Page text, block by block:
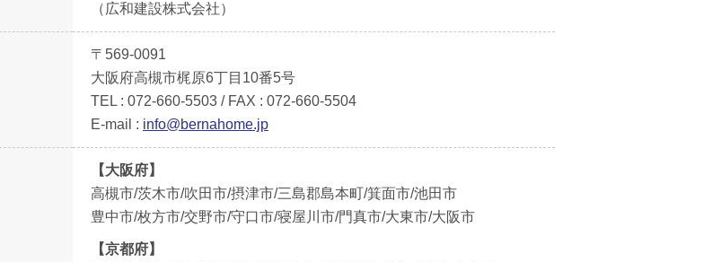
（広和建設株式会社）
〒569-0091
大阪府高槻市梶原6丁目10番5号
TEL : 072-660-5503 / FAX : 072-660-5504
E-mail : info@bernahome.jp
【大阪府】
高槻市/茨木市/吹田市/摂津市/三島郡島本町/箕面市/池田市
豊中市/枚方市/交野市/守口市/寝屋川市/門真市/大東市/大阪市
【京都府】